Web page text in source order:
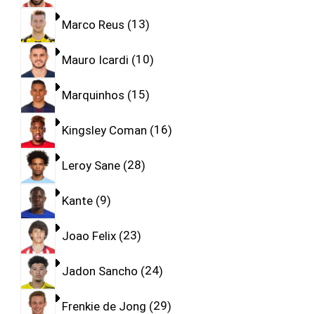
Marco Reus 13
Mauro Icardi 10
Marquinhos 15
Kingsley Coman 16
Leroy Sane 28
Kante 9
Joao Felix 23
Jadon Sancho 24
Frenkie de Jong 29